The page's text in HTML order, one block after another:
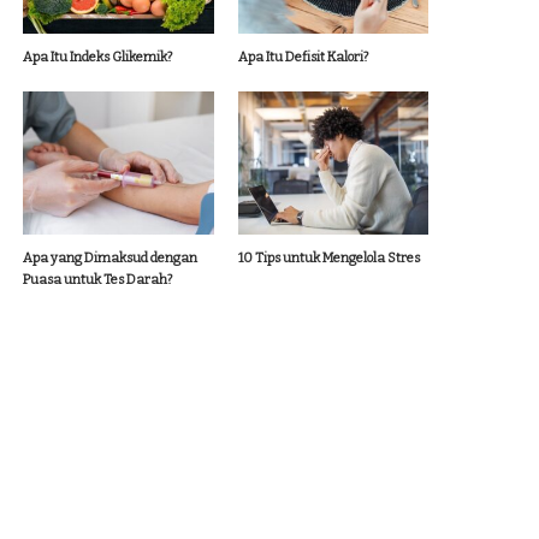
Apa Itu Indeks Glikemik? Apa Itu Defisit Kalori?
Apa yang Dimaksud dengan
Puasa untuk Tes Darah?
10 Tips untuk Mengelola Stres